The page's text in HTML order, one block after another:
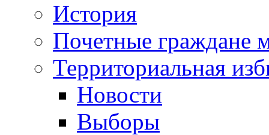
История
Почетные граждане
Территориальная
Новости
Выборы